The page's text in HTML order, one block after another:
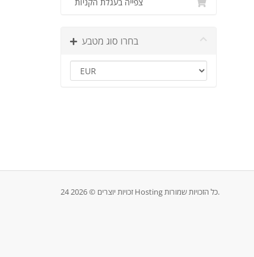
צפייה בעגלת הקניות
בחרו סוג מטבע
זכויות יוצרים © 2026 24 Hosting כל הזכויות שמורות.